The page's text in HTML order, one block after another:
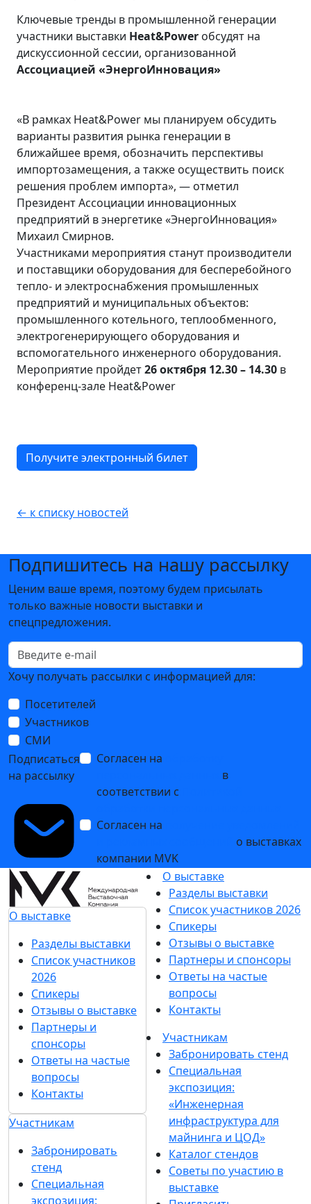
Ключевые тренды в промышленной генерации
участники выставки Heat&Power обсудят на
дискуссионной сессии, организованной
Ассоциацией «ЭнергоИнновация»
«В рамках Heat&Power мы планируем обсудить
варианты развития рынка генерации в
ближайшее время, обозначить перспективы
импортозамещения, а также осуществить поиск
решения проблем импорта», — отметил
Президент Ассоциации инновационных
предприятий в энергетике «ЭнергоИнновация»
Михаил Смирнов.
Участниками мероприятия станут производители
и поставщики оборудования для бесперебойного
тепло- и электроснабжения промышленных
предприятий и муниципальных объектов:
промышленного котельного, теплообменного,
электрогенерирующего оборудования и
вспомогательного инженерного оборудования.
Мероприятие пройдет26 октября 12.30 – 14.30 в
конференц-зале Heat&Power
Получите электронный билет
← к списку новостей
Подпишитесь на нашу рассылку
Ценим ваше время, поэтому будем присылать
только важные новости выставки и
спецпредложения.
Хочу получать рассылки с информацией для:
Посетителей
Участников
СМИ
Подписаться
на рассылку
Согласен на
в
соответствии с
Согласен на
о выставках
компании MVK
О выставке
Разделы выставки
Список участников
2026
Спикеры
Отзывы о выставке
Партнеры и
спонсоры
Ответы на частые
вопросы
Контакты
Участникам
Забронировать
стенд
Специальная
экспозиция:
О выставке
Разделы выставки
Список участников 2026
Спикеры
Отзывы о выставке
Партнеры и спонсоры
Ответы на частые
вопросы
Контакты
Участникам
Забронировать стенд
Специальная
экспозиция:
«Инженерная
инфраструктура для
майнинга и ЦОД»
Каталог стендов
Советы по участию в
выставке